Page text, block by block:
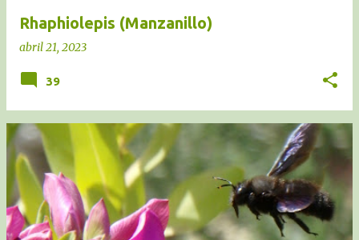
Rhaphiolepis (Manzanillo)
abril 21, 2023
39